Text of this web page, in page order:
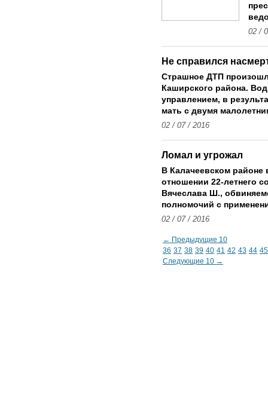
02 /
Не справился
Страшное ДТП
Каширского района.
управлением, в
мать с двумя
02 / 07 / 2016
Ломал и угрожал
В Калачеевском районе
отношении 22-летнего
Вячеслава Ш.,
полномочий с
02 / 07 / 2016
← Предыдущие 10
36 37 38 39 40 41 42 43 44 45
Следующие 10 →